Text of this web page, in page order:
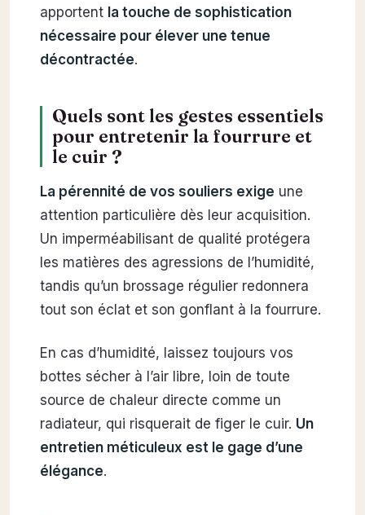
apportent la touche de sophistication
nécessaire pour élever une tenue
décontractée.
Quels sont les gestes essentiels
pour entretenir la fourrure et
le cuir ?
La pérennité de vos souliers exige une
attention particulière dès leur acquisition.
Un imperméabilisant de qualité protégera
les matières des agressions de l’humidité,
tandis qu’un brossage régulier redonnera
tout son éclat et son gonflant à la fourrure.
En cas d’humidité, laissez toujours vos
bottes sécher à l’air libre, loin de toute
source de chaleur directe comme un
radiateur, qui risquerait de figer le cuir. Un
entretien méticuleux est le gage d’une
élégance.